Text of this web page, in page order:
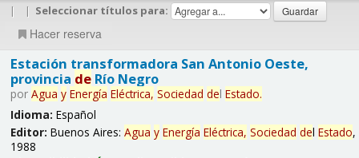
| | Seleccionar títulos para:
Hacer reserva
Estación transformadora San Antonio Oeste,
provincia deRío Negro
por Agua y Energía Eléctrica, Sociedad del Estado.
Idioma: Español
Editor: Buenos Aires: Agua y Energía Eléctrica, Sociedad del Estado,
1988